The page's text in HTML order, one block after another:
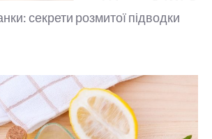
секрети розмитої підводки